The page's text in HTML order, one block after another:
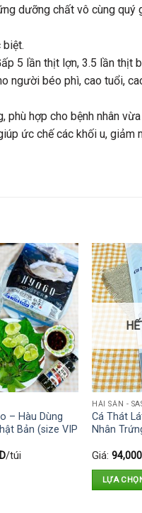
dưỡng chất vô cùng
5 lần thịt lợn, 3.5 lần thịt
người béo phì, cao tuổi,
hợp cho bệnh nhân
ức chế các khối u,
– Hàu Dùng
Bản (size VIP
/túi
HẢI SẢN -
Cá Thát
Nhân
Giá: 94,000
LỰA